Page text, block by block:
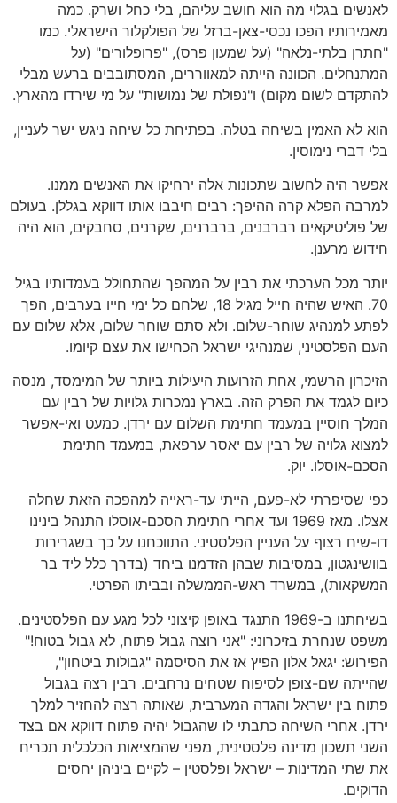
לאנשים בגלוי מה הוא חושב עליהם, בלי כחל ושרק. כמה
מאמירותיו הפכו נכסי-צאן-ברזל של הפולקלור הישראלי. כמו
"חתרן בלתי-נלאה" (על שמעון פרס), "פרופלורים" (על
המתנחלים. הכוונה הייתה למאווררים, המסתובבים ברעש מבלי
להתקדם לשום מקום) ו"נפולת של נמושות" על מי שירדו מהארץ.
הוא לא האמין בשיחה בטלה. בפתיחת כל שיחה ניגש ישר לעניין,
בלי דברי נימוסין.
אפשר היה לחשוב שתכונות אלה ירחיקו את האנשים ממנו.
למרבה הפלא קרה ההיפך: רבים חיבבו אותו דווקא בגללן. בעולם
של פוליטיקאים רברבנים, ברברנים, שקרנים, סחבקים, הוא היה
חידוש מרענן.
יותר מכל הערכתי את רבין על המהפך שהתחולל בעמדותיו בגיל
70. האיש שהיה חייל מגיל 18, שלחם כל ימי חייו בערבים, הפך
לפתע למנהיג שוחר-שלום. ולא סתם שוחר שלום, אלא שלום עם
העם הפלסטיני, שמנהיגי ישראל הכחישו את עצם קיומו.
הזיכרון הרשמי, אחת הזרועות היעילות ביותר של המימסד, מנסה
כיום לגמד את הפרק הזה. בארץ נמכרות גלויות של רבין עם
המלך חוסיין במעמד חתימת השלום עם ירדן. כמעט ואי-אפשר
למצוא גלויה של רבין עם יאסר ערפאת, במעמד חתימת
הסכם-אוסלו. יוק.
כפי שסיפרתי לא-פעם, הייתי עד-ראייה למהפכה הזאת שחלה
אצלו. מאז 1969 ועד אחרי חתימת הסכם-אוסלו התנהל בינינו
דו-שיח רצוף על העניין הפלסטיני. התווכחנו על כך בשגרירות
בוושינגטון, במסיבות שבהן הזדמנו ביחד (בדרך כלל ליד בר
המשקאות), במשרד ראש-הממשלה ובביתו הפרטי.
בשיחתנו ב-1969 התנגד באופן קיצוני לכל מגע עם הפלסטינים.
משפט שנחרת בזיכרוני: "אני רוצה גבול פתוח, לא גבול בטוח!"
הפירוש: יגאל אלון הפיץ אז את הסיסמה "גבולות ביטחון",
שהייתה שם-צופן לסיפוח שטחים נרחבים. רבין רצה בגבול
פתוח בין ישראל והגדה המערבית, שאותה רצה להחזיר למלך
ירדן. אחרי השיחה כתבתי לו שהגבול יהיה פתוח דווקא אם בצד
השני תשכון מדינה פלסטינית, מפני שהמציאות הכלכלית תכריח
את שתי המדינות – ישראל ופלסטין – לקיים ביניהן יחסים
הדוקים.